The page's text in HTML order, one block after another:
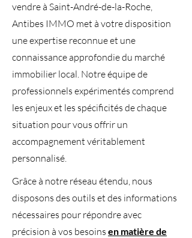
vendre à Saint-André-de-la-Roche,
Antibes IMMO met à votre disposition
une expertise reconnue et une
connaissance approfondie du marché
immobilier local. Notre équipe de
professionnels expérimentés comprend
les enjeux et les spécificités de chaque
situation pour vous offrir un
accompagnement véritablement
personnalisé.
Grâce à notre réseau étendu, nous
disposons des outils et des informations
nécessaires pour répondre avec
précision à vos besoins en matière de